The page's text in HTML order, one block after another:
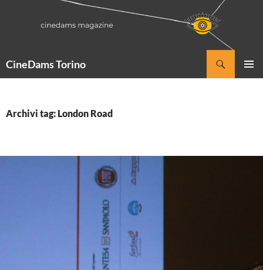
CineDams Torino
Archivi tag: London Road